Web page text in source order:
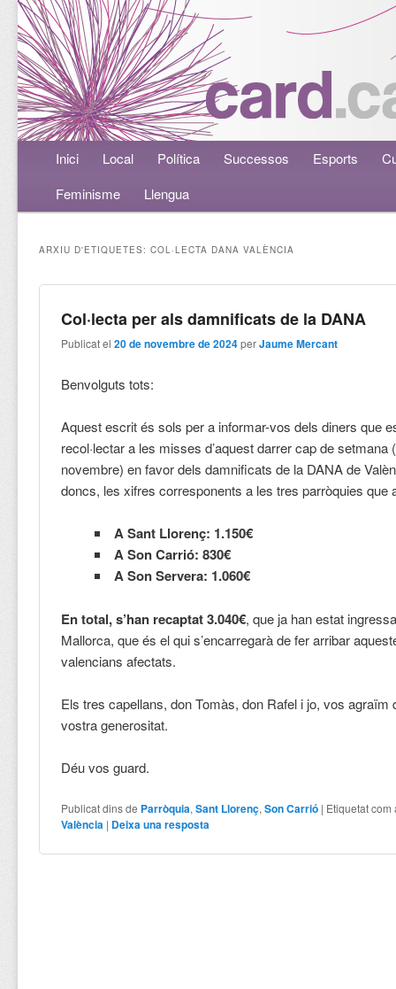
Menú principalAneu al contingut principal
Aneu al contingut secundari
Inici Local Política Successos Esports
Feminisme
Llengua
ARXIU D'ETIQUETES:COL·LECTA DANA VALÈNCIA
Col·lecta per als damnificats de la DANA
Publicat el20 de novembre de 2024 perJaume Mercant
Benvolguts tots:
Aquest escrit és sols per a informar-vos dels diners que
recol·lectar a les misses d’aquest darrer cap de setmana
novembre) en favor dels damnificats de la DANA de
doncs, les xifres corresponents a les tres parròquies que
A Sant Llorenç: 1.150€
A Son Carrió: 830€
A Son Servera: 1.060€
En total, s’han recaptat 3.040€, que ja han estat
Mallorca, que és el qui s’encarregarà de fer arribar
valencians afectats.
Els tres capellans, don Tomàs, don Rafel i jo, vos agraïm
vostra generositat.
Déu vos guard.
Publicat dins de Parròquia,Sant Llorenç,Son Carrió | Etiquetat com
València | Deixa una resposta